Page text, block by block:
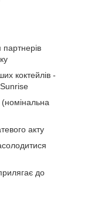
коктейлів -
акту
до